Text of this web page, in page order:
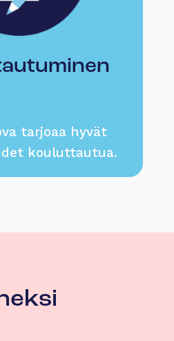
tarjoaa hyvät
kouluttautua.